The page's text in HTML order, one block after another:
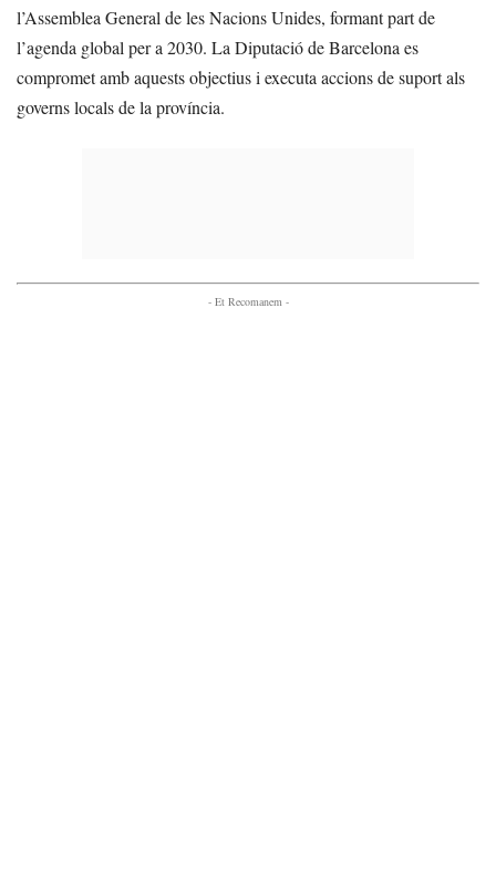
l’Assemblea General de les Nacions Unides, formant part de
l’agenda global per a 2030. La Diputació de Barcelona es
compromet amb aquests objectius i executa accions de suport als
governs locals de la província.
- Et Recomanem -